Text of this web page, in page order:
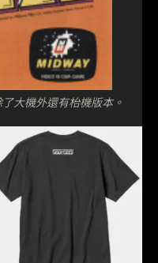
大機外還有枱機版本。